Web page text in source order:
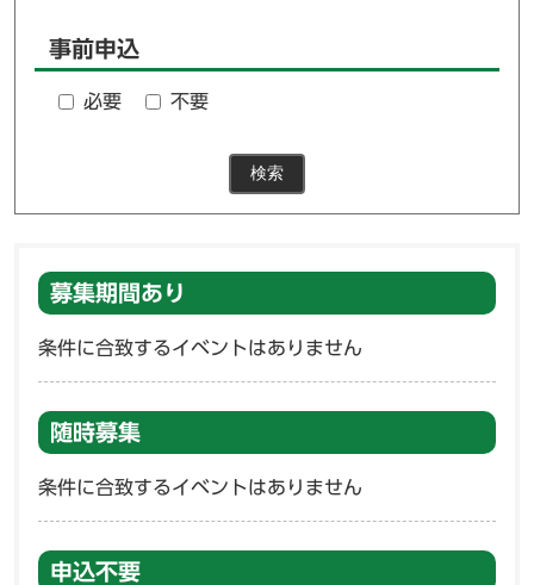
事前申込
必要 不要
検索
募集期間あり
条件に合致するイベントはありません
随時募集
条件に合致するイベントはありません
申込不要